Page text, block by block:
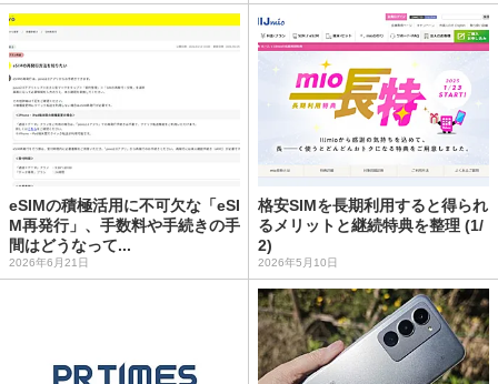
eSIMの積極活用に不可欠な「eSI
M再発行」、手数料や手続きの手
間はどうなって...
2026年6月21日
格安SIMを長期利用すると得られ
るメリットと継続特典を整理 (1/
2)
2026年5月10日